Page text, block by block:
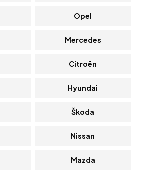
Opel
Mercedes
Citroën
Hyundai
Škoda
Nissan
Mazda